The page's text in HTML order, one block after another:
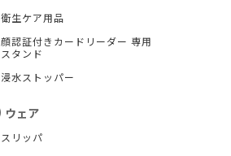
衛生ケア用品
顔認証付きカードリーダー 専用
スタンド
浸水ストッパー
ウェア
スリッパ